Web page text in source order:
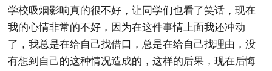
学校吸烟影响真的很不好，让同学们也看了笑话，现在
我的心情非常的不好，因为在这件事情上面我还冲动
了，我总是在给自己找借口，总是在给自己找理由，没
有想到自己的这种情况造成的，这样的后果，现在后悔